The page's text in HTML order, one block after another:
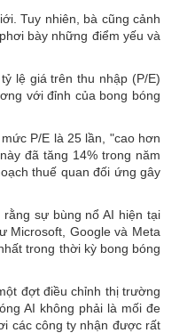
đột
ngột
chỉnh
vì
cơn
AI
Tuy nhiên, bà cũng cảnh
bày những điểm yếu và
lệ giá trên thu nhập (P/E)
với đỉnh của bong bóng
P/E là 25 lần, "cao hơn
đã tăng 14% trong năm
thuế quan đối ứng gây
sự bùng nổ AI hiện tại
Microsoft, Google và Meta
trong thời kỳ bong bóng
đợt điều chỉnh thị trường
AI không phải là mối đe
các công ty nhận được rất